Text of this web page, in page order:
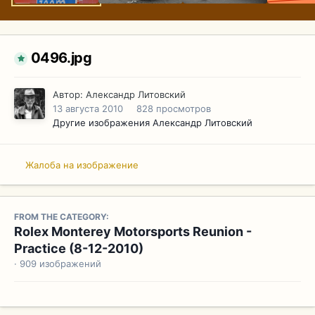
0496.jpg
Автор: Александр Литовский
13 августа 2010
828 просмотров
Другие изображения Александр Литовский
Жалоба на изображение
FROM THE CATEGORY:
Rolex Monterey Motorsports Reunion -
Practice (8-12-2010)
· 909 изображений